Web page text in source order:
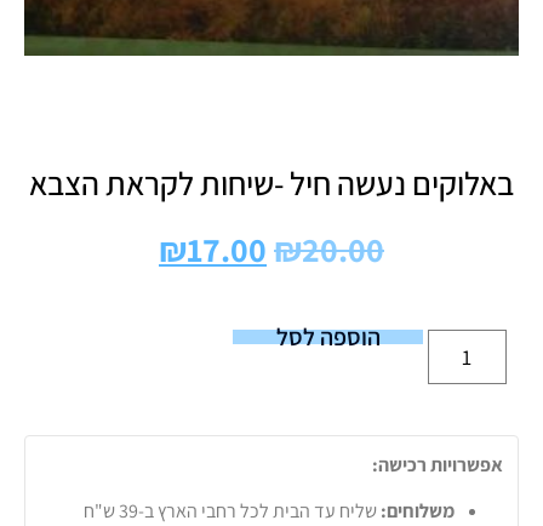
באלוקים נעשה חיל -שיחות לקראת הצבא
₪20.00
₪17.00
הוספה לסל
אפשרויות רכישה:
משלוחים:
שליח עד הבית לכל רחבי הארץ ב-39 ש"ח